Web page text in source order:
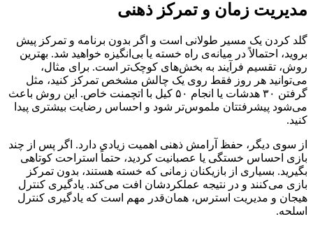
مدیریت زمان و تمرکز ذهنی
گلد کردن یک مسیر طولانی است و اگر بدون برنامه و تمرکز پیش
بروید، احتمالاً در میانه‌ی راه خسته یا بی‌انگیزه خواهید شد. بهترین
روش، تقسیم فرآیند به بخش‌های کوچک‌تر است. برای مثال،
می‌توانید هر روز فقط روی یک چالش مشخص تمرکز کنید، مثل
گرفتن ۳۰ هدشات یا انجام ۵۰ کیل با اتچمنت خاص. این روش باعث
می‌شود پیشرفتتان ملموس‌تر شود و احساس رضایت بیشتری پیدا
کنید.
از سوی دیگر، حفظ آرامش ذهنی اهمیت زیادی دارد. اگر پس از چند
بازی احساس خستگی یا عصبانیت کردید، حتماً استراحت کوتاهی
بگیرید. بسیاری از بازیکنان زمانی که خسته هستند، بدون تمرکز
بازی می‌کنند و در نتیجه عملکردشان افت می‌کند. یادگیری کنترل
هیجان و مدیریت استرس، همان‌قدر مهم است که یادگیری کنترل
اسلحه.